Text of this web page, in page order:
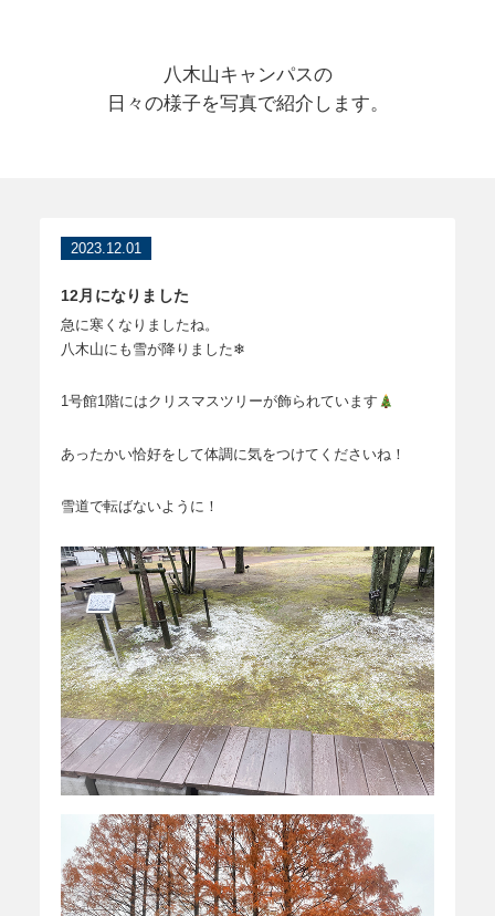
八木山キャンパスの
日々の様子を写真で紹介します。
2023.12.01
12月になりました
急に寒くなりましたね。
八木山にも雪が降りました❄
1号館1階にはクリスマスツリーが飾られています
あったかい恰好をして体調に気をつけてくださいね！
雪道で転ばないように！